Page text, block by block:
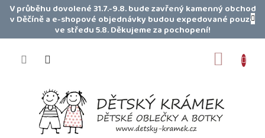
PřejítV průběhu dovolené 31.7.-9.8. bude zavřený kamenný obchod
v Děčíně a e-shopové objednávky budou expedované pouze
ve středu 5.8. Děkujeme za pochopení!